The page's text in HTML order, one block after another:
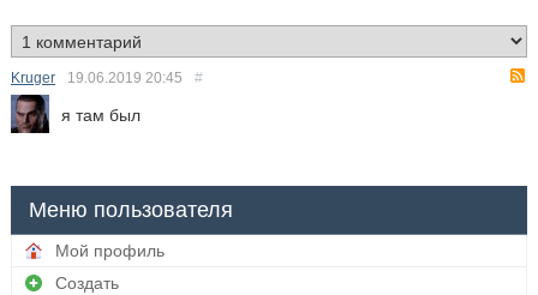
Kruger 19.06.2019 20:45 #
я там был
Меню пользователя
Мой профиль
Создать